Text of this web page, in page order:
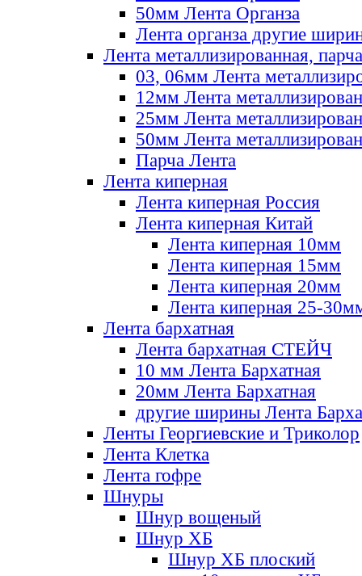
50мм Лента Органза
Лента органза другие
Лента металлизированная, парча
03, 06мм Лента
12мм Лента
25мм Лента
50мм Лента
Парча Лента
Лента киперная
Лента киперная Россия
Лента киперная Китай
Лента киперная 10мм
Лента киперная 15мм
Лента киперная 20мм
Лента киперная 25-
Лента бархатная
Лента бархатная СТЕЙЧ
10 мм Лента Бархатная
20мм Лента Бархатная
другие ширины Лента
Ленты Георгиевские и Триколор
Лента Клетка
Лента гофре
Шнуры
Шнур вощеный
Шнур ХБ
Шнур ХБ плоский